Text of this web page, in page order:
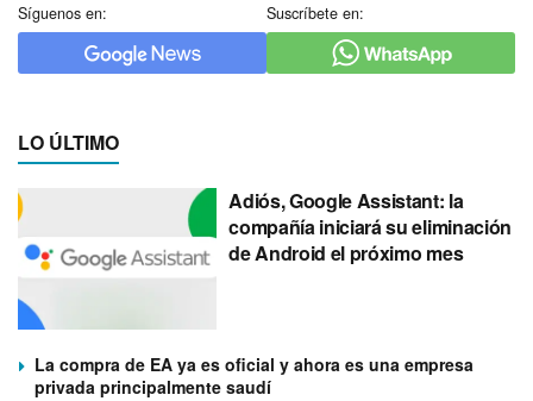
Síguenos en: Suscríbete en:
LO ÚLTIMO
Adiós, Google Assistant: la
compañía iniciará su eliminación
de Android el próximo mes
La compra de EA ya es oficial y ahora es una empresa
privada principalmente saudí